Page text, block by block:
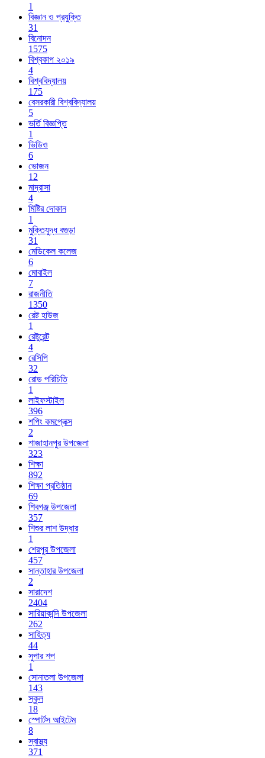
1
বিজ্ঞান ও প্রযুক্তি
31
বিনোদন
1575
বিশ্বকাপ ২০১৯
4
বিশ্ববিদ্যালয়
175
বেসরকারী বিশ্ববিদ্যালয়
5
ভর্তি বিজ্ঞপ্তি
1
ভিডিও
6
ভোজন
12
মাদ্রাসা
4
মিষ্টির দোকান
1
মুক্তিযুদ্ধ বগুড়া
31
মেডিকেল কলেজ
6
মোবাইল
7
রাজনীতি
1350
রেষ্ট হাউজ
1
রেষ্টুরেন্ট
4
রেসিপি
32
রোড পরিচিতি
1
লাইফস্টাইল
396
শপিং কমপ্লেক্স
2
শাজাহানপুর উপজেলা
323
শিক্ষা
892
শিক্ষা প্রতিষ্ঠান
69
শিবগঞ্জ উপজেলা
357
শিশুর লাশ উদ্ধার
1
শেরপুর উপজেলা
457
সান্তাহার উপজেলা
2
সারাদেশ
2404
সারিয়াকান্দি উপজেলা
262
সাহিত্য
44
সুপার শপ
1
সোনাতলা উপজেলা
143
স্কুল
18
স্পোর্টস আইটেম
8
স্বাস্থ্য
371